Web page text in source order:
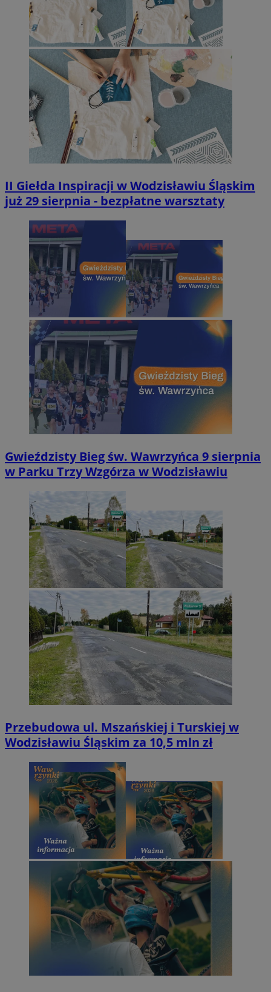
II Giełda Inspiracji w Wodzisławiu Śląskim
już 29 sierpnia - bezpłatne warsztaty
Gwieździsty Bieg św. Wawrzyńca 9 sierpnia
w Parku Trzy Wzgórza w Wodzisławiu
Przebudowa ul. Mszańskiej i Turskiej w
Wodzisławiu Śląskim za 10,5 mln zł